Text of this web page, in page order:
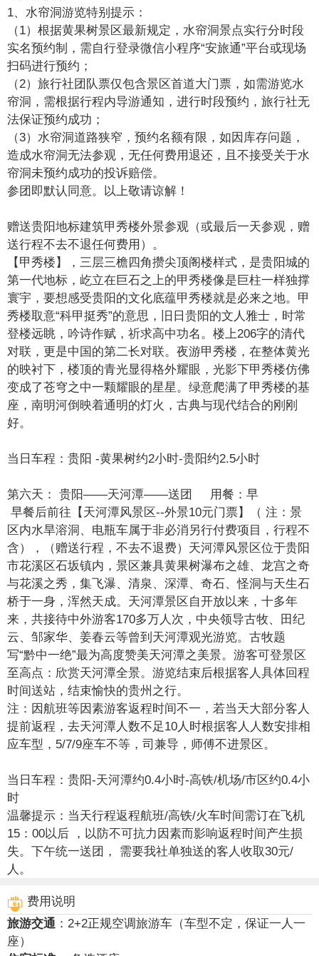
1、水帘洞游览特别提示：
（1）根据黄果树景区最新规定，水帘洞景点实行分时段
实名预约制，需自行登录微信小程序“安旅通”平台或现场
扫码进行预约；
（2）旅行社团队票仅包含景区首道大门票，如需游览水
帘洞，需根据行程内导游通知，进行时段预约，旅行社无
法保证预约成功；
（3）水帘洞道路狭窄，预约名额有限，如因库存问题，
造成水帘洞无法参观，无任何费用退还，且不接受关于水
帘洞未预约成功的投诉赔偿。
参团即默认同意。以上敬请谅解！
赠送贵阳地标建筑甲秀楼外景参观（或最后一天参观，赠
送行程不去不退任何费用）。
【甲秀楼】，三层三檐四角攒尖顶阁楼样式，是贵阳城的
第一代地标，屹立在巨石之上的甲秀楼像是巨柱一样独撑
寰宇，要想感受贵阳的文化底蕴甲秀楼就是必来之地。甲
秀楼取意“科甲挺秀”的意思，旧日贵阳的文人雅士，时常
登楼远眺，吟诗作赋，祈求高中功名。楼上206字的清代
对联，更是中国的第二长对联。夜游甲秀楼，在整体黄光
的映衬下，楼顶的青光显得格外耀眼，光影下甲秀楼仿佛
变成了苍穹之中一颗耀眼的星星。绿意爬满了甲秀楼的基
座，南明河倒映着通明的灯火，古典与现代结合的刚刚
好。
当日车程：贵阳 -黄果树约2小时-贵阳约2.5小时
第六天：
贵阳——天河潭——送团 用餐：早
早餐后前往【天河潭风景区--外景10元门票】（ 注：景
区内水旱溶洞、电瓶车属于非必消另行付费项目，行程不
含），（赠送行程，不去不退费）天河潭风景区位于贵阳
市花溪区石坂镇内，景区兼具黄果树瀑布之雄、龙宫之奇
与花溪之秀，集飞瀑、清泉、深潭、奇石、怪洞与天生石
桥于一身，浑然天成。天河潭景区自开放以来，十多年
来，共接待中外游客170多万人次，中央领导古牧、田纪
云、邹家华、姜春云等曾到天河潭观光游览。古牧题
写“黔中一绝”最为高度赞美天河潭之美景。游客可登景区
至高点：欣赏天河潭全景。游览结束后根据客人具体回程
时间送站，结束愉快的贵州之行。
注：因航班等因素游客返程时间不一，若当天大部分客人
提前返程，去天河潭人数不足10人时根据客人人数安排相
应车型，5/7/9座车不等，司兼导，师傅不进景区。
当日车程：贵阳-天河潭约0.4小时-高铁/机场/市区约0.4小
时
温馨提示：当天行程返程航班/高铁/火车时间需订在飞机
15：00以后 ，以防不可抗力因素而影响返程时间产生损
失。下午统一送团， 需要我社单独送的客人收取30元/
人。
费用说明
旅游交通 ： 2+2正规空调旅游车（车型不定，保证一人一
座）